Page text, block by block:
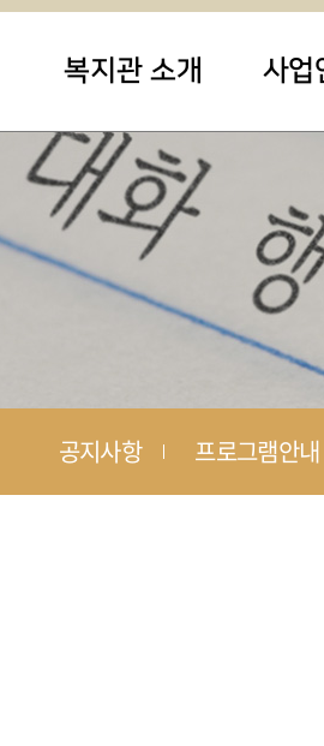
복지관 소개 사업
공지사항 프로그램안내